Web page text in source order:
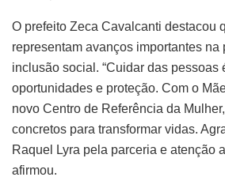
O prefeito Zeca Cavalcanti destacou
representam avanços importantes na
inclusão social. “Cuidar das pessoas
oportunidades e proteção. Com o
novo Centro de Referência da
concretos para transformar vidas.
Raquel Lyra pela parceria e atenção
afirmou.